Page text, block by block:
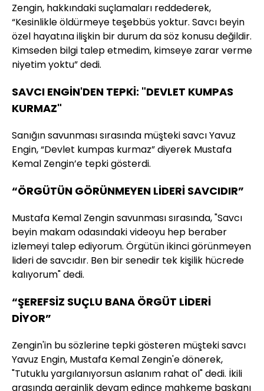
Zengin, hakkındaki suçlamaları reddederek,
“Kesinlikle öldürmeye teşebbüs yoktur. Savcı beyin
özel hayatına ilişkin bir durum da söz konusu değildir.
Kimseden bilgi talep etmedim, kimseye zarar verme
niyetim yoktu” dedi.
SAVCI ENGİN'DEN TEPKİ: "DEVLET KUMPAS
KURMAZ"
Sanığın savunması sırasında müşteki savcı Yavuz
Engin, “Devlet kumpas kurmaz” diyerek Mustafa
Kemal Zengin’e tepki gösterdi.
“ÖRGÜTÜN GÖRÜNMEYEN LİDERİ SAVCIDIR”
Mustafa Kemal Zengin savunması sırasında, "Savcı
beyin makam odasındaki videoyu hep beraber
izlemeyi talep ediyorum. Örgütün ikinci görünmeyen
lideri de savcıdır. Ben bir senedir tek kişilik hücrede
kalıyorum" dedi.
“ŞEREFSİZ SUÇLU BANA ÖRGÜT LİDERİ
DİYOR”
Zengin'in bu sözlerine tepki gösteren müşteki savcı
Yavuz Engin, Mustafa Kemal Zengin'e dönerek,
"Tutuklu yargılanıyorsun aslanım rahat ol" dedi. İkili
arasında gerginlik devam edince mahkeme başkanı